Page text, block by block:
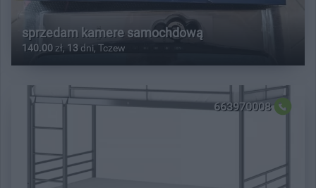
sprzedam kamere samochdową
140.00 zł, 13 dni, Tczew
663970008